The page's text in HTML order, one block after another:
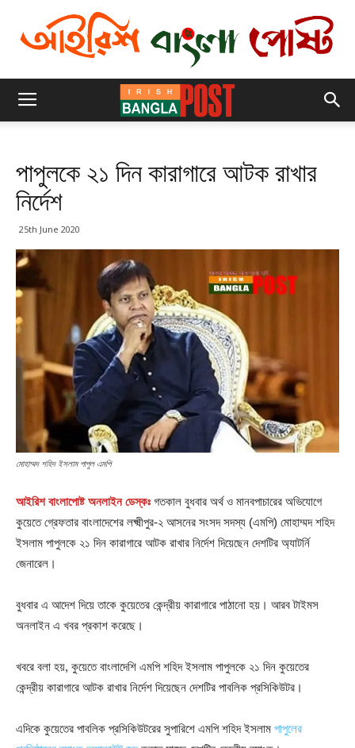
পাপুলকে ২১ দিন কারাগারে আটক রাখার
নির্দেশ
25th June 2020
মোহাম্মদ শহিদ ইসলাম পাপুল এমপি
আইরিশ বাংলাপোষ্ট অনলাইন ডেস্কঃ গতকাল বুধবার অর্থ ও মানবপাচারের অভিযোগে
কুয়েতে গ্রেফতার বাংলাদেশের লক্ষ্মীপুর-২ আসনের সংসদ সদস্য (এমপি) মোহাম্মদ শহিদ
ইসলাম পাপুলকে ২১ দিন কারাগারে আটক রাখার নির্দেশ দিয়েছেন দেশটির অ্যাটর্নি
জেনারেল।
বুধবার এ আদেশ দিয়ে তাকে কুয়েতের কেন্দ্রীয় কারাগারে পাঠানো হয়। আরব টাইমস
অনলাইন এ খবর প্রকাশ করেছে।
খবরে বলা হয়, কুয়েতে বাংলাদেশি এমপি শহিদ ইসলাম পাপুলকে ২১ দিন কুয়েতের
কেন্দ্রীয় কারাগারে আটক রাখার নির্দেশ দিয়েছেন দেশটির পাবলিক প্রসিকিউটর।
এদিকে কুয়েতের পাবলিক প্রসিকিউটরের সুপারিশে এমপি শহিদ ইসলাম পাপুলের